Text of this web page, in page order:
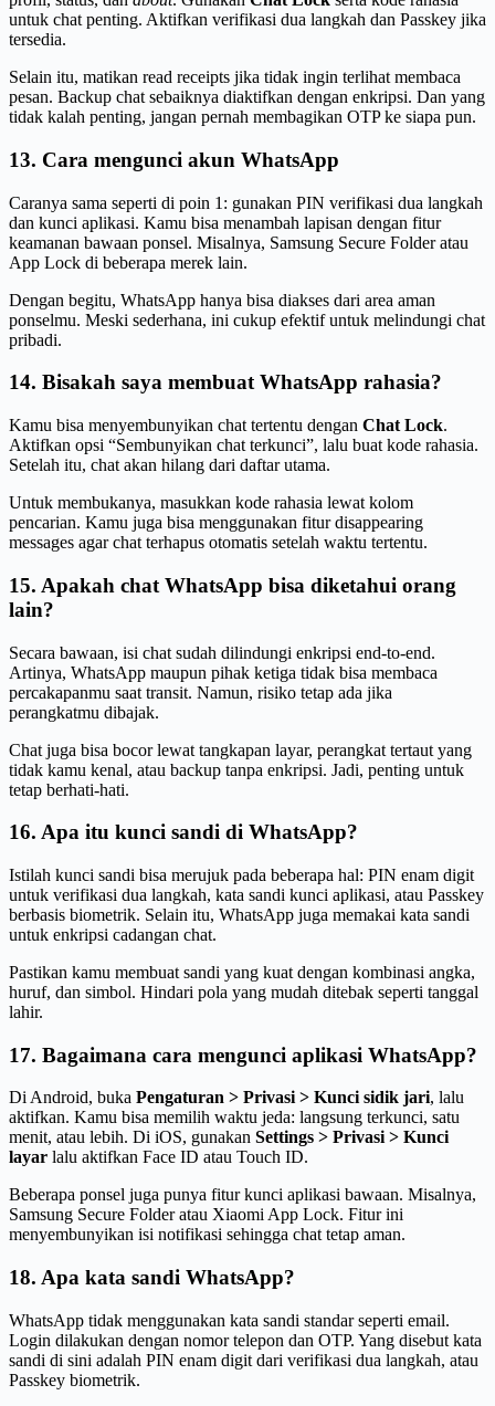
untuk chat penting. Aktifkan verifikasi dua langkah dan Passkey jika
tersedia.
Selain itu, matikan read receipts jika tidak ingin terlihat membaca
pesan. Backup chat sebaiknya diaktifkan dengan enkripsi. Dan yang
tidak kalah penting, jangan pernah membagikan OTP ke siapa pun.
13. Cara mengunci akun WhatsApp
Caranya sama seperti di poin 1: gunakan PIN verifikasi dua langkah
dan kunci aplikasi. Kamu bisa menambah lapisan dengan fitur
keamanan bawaan ponsel. Misalnya, Samsung Secure Folder atau
App Lock di beberapa merek lain.
Dengan begitu, WhatsApp hanya bisa diakses dari area aman
ponselmu. Meski sederhana, ini cukup efektif untuk melindungi chat
pribadi.
14. Bisakah saya membuat WhatsApp rahasia?
Kamu bisa menyembunyikan chat tertentu dengan Chat Lock.
Aktifkan opsi “Sembunyikan chat terkunci”, lalu buat kode rahasia.
Setelah itu, chat akan hilang dari daftar utama.
Untuk membukanya, masukkan kode rahasia lewat kolom
pencarian. Kamu juga bisa menggunakan fitur disappearing
messages agar chat terhapus otomatis setelah waktu tertentu.
15. Apakah chat WhatsApp bisa diketahui orang
lain?
Secara bawaan, isi chat sudah dilindungi enkripsi end-to-end.
Artinya, WhatsApp maupun pihak ketiga tidak bisa membaca
percakapanmu saat transit. Namun, risiko tetap ada jika
perangkatmu dibajak.
Chat juga bisa bocor lewat tangkapan layar, perangkat tertaut yang
tidak kamu kenal, atau backup tanpa enkripsi. Jadi, penting untuk
tetap berhati-hati.
16. Apa itu kunci sandi di WhatsApp?
Istilah kunci sandi bisa merujuk pada beberapa hal: PIN enam digit
untuk verifikasi dua langkah, kata sandi kunci aplikasi, atau Passkey
berbasis biometrik. Selain itu, WhatsApp juga memakai kata sandi
untuk enkripsi cadangan chat.
Pastikan kamu membuat sandi yang kuat dengan kombinasi angka,
huruf, dan simbol. Hindari pola yang mudah ditebak seperti tanggal
lahir.
17. Bagaimana cara mengunci aplikasi WhatsApp?
Di Android, buka Pengaturan > Privasi > Kunci sidik jari, lalu
aktifkan. Kamu bisa memilih waktu jeda: langsung terkunci, satu
menit, atau lebih. Di iOS, gunakan Settings > Privasi > Kunci
layar lalu aktifkan Face ID atau Touch ID.
Beberapa ponsel juga punya fitur kunci aplikasi bawaan. Misalnya,
Samsung Secure Folder atau Xiaomi App Lock. Fitur ini
menyembunyikan isi notifikasi sehingga chat tetap aman.
18. Apa kata sandi WhatsApp?
WhatsApp tidak menggunakan kata sandi standar seperti email.
Login dilakukan dengan nomor telepon dan OTP. Yang disebut kata
sandi di sini adalah PIN enam digit dari verifikasi dua langkah, atau
Passkey biometrik.